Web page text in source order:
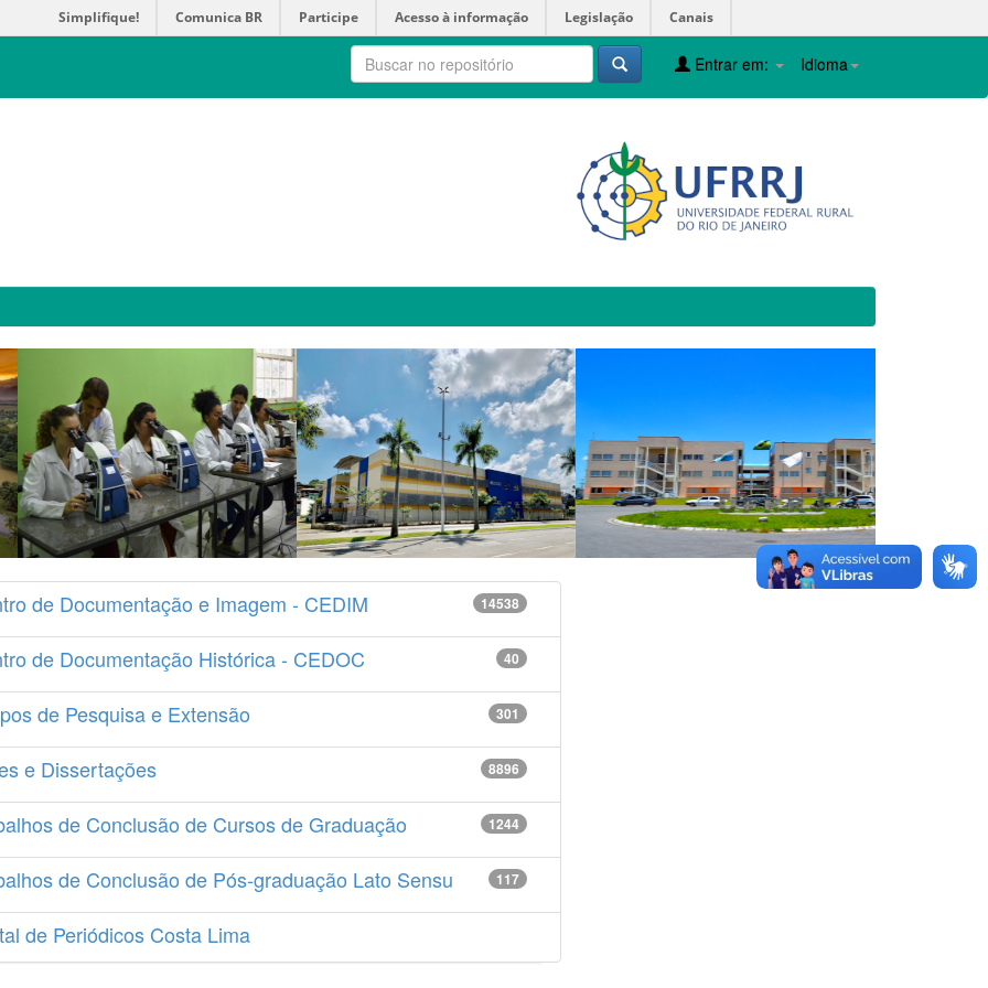
Simplifique! Comunica BR Participe Acesso à informação Legislação Canais
Idioma
Entrar em:
de Documentação e Imagem - CEDIM 14538
de Documentação Histórica - CEDOC 40
de Pesquisa e Extensão 301
e Dissertações 8896
de Conclusão de Cursos de Graduação 1244
de Conclusão de Pós-graduação Lato Sensu 117
de Periódicos Costa Lima